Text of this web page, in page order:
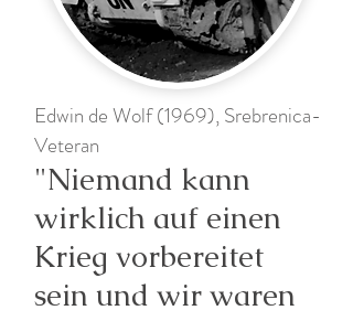
Edwin de Wolf (1969), Srebrenica-
Veteran
"Niemand kann
wirklich auf einen
Krieg vorbereitet
sein und wir waren